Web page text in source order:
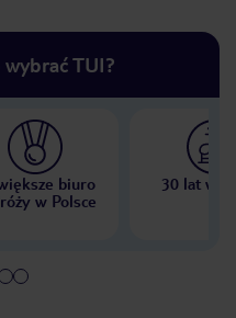
TUI?
biuro
w Polsce
30 lat w